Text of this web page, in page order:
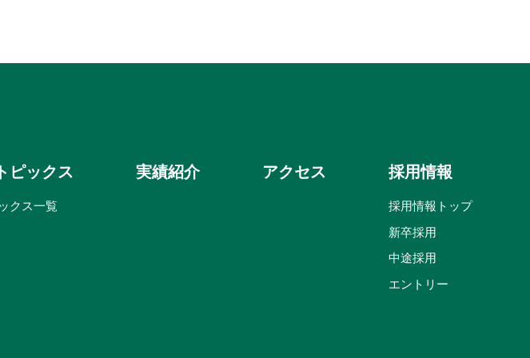
ピックス
クス一覧
実績紹介 アクセス 採用情報
採用情報トップ
新卒採用
中途採用
エントリー